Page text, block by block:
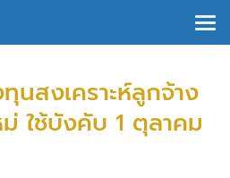
นสงเคราะห์ลูกจ้าง
ใช้บังคับ 1 ตุลาคม
×